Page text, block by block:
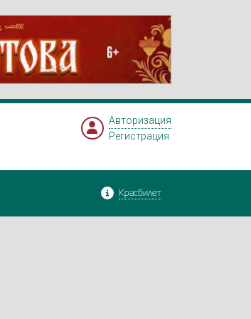
Авторизация
Регистрация
Красбилет